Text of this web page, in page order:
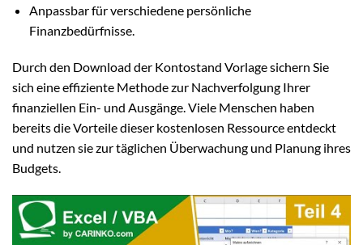
Anpassbar für verschiedene persönliche
Finanzbedürfnisse.
Durch den Download der Kontostand Vorlage sichern Sie
sich eine effiziente Methode zur Nachverfolgung Ihrer
finanziellen Ein- und Ausgänge. Viele Menschen haben
bereits die Vorteile dieser kostenlosen Ressource entdeckt
und nutzen sie zur täglichen Überwachung und Planung ihres
Budgets.